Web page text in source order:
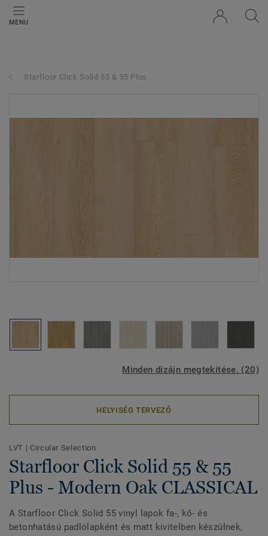
MENU
Starfloor Click Solid 55 & 55 Plus
Minden dizájn megtekitése. (20)
HELYISÉG TERVEZŐ
LVT | Circular Selection
Starfloor Click Solid 55 & 55
Plus - Modern Oak CLASSICAL
A Starfloor Click Solid 55 vinyl lapok fa-, kő- és
betonhatású padlólapként és matt kivitelben készülnek,